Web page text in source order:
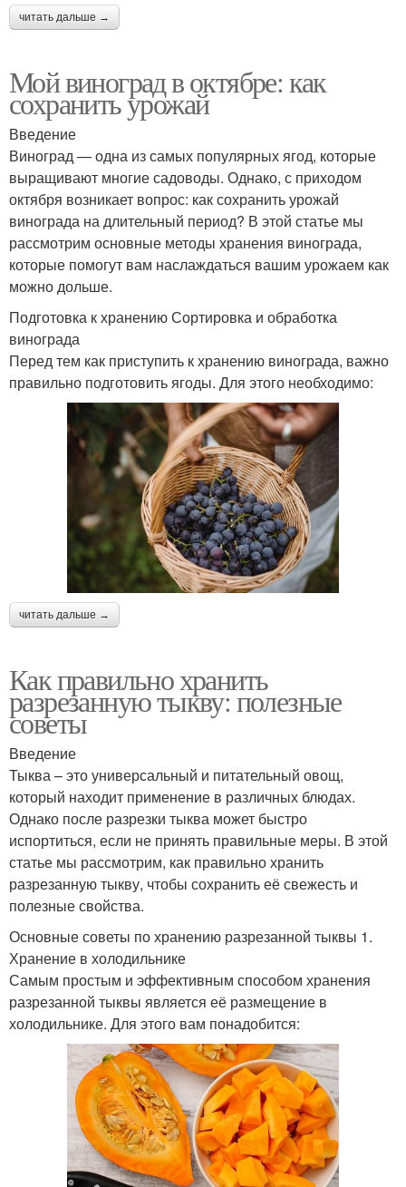
читать дальше →
Мой виноград в октябре: как
сохранить урожай
Введение
Виноград — одна из самых популярных ягод, которые
выращивают многие садоводы. Однако, с приходом
октября возникает вопрос: как сохранить урожай
винограда на длительный период? В этой статье мы
рассмотрим основные методы хранения винограда,
которые помогут вам наслаждаться вашим урожаем как
можно дольше.
Подготовка к хранению Сортировка и обработка
винограда
Перед тем как приступить к хранению винограда, важно
правильно подготовить ягоды. Для этого необходимо:
читать дальше →
Как правильно хранить
разрезанную тыкву: полезные
советы
Введение
Тыква – это универсальный и питательный овощ,
который находит применение в различных блюдах.
Однако после разрезки тыква может быстро
испортиться, если не принять правильные меры. В этой
статье мы рассмотрим, как правильно хранить
разрезанную тыкву, чтобы сохранить её свежесть и
полезные свойства.
Основные советы по хранению разрезанной тыквы 1.
Хранение в холодильнике
Самым простым и эффективным способом хранения
разрезанной тыквы является её размещение в
холодильнике. Для этого вам понадобится: